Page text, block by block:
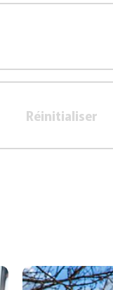
Réinitialiser